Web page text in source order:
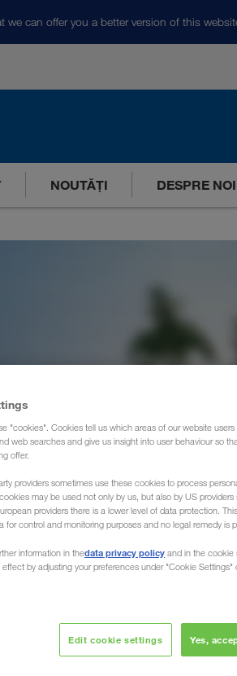
we can offer you a better version of this
NOUTĂȚI DESPRE NOI
toate
Iar
"cookies". Cookies tell us which areas of our website
web searches and give us insight into user behaviour so
offer.
providers sometimes use these cookies to process
may be used not only by us, but also by US
providers there is a lower level of data protection.
for control and monitoring purposes and no legal remedy is
information in thedata privacy policy and in the cookie
by adjusting your preferences under "Cookie Settings"
Edit cookie settings Yes,